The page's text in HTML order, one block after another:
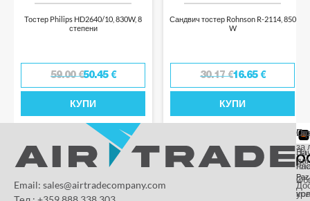
Тостер Philips HD2640/10, 830W, 8
степени
59.00€50.45 €
КУПИ
Сандвич тостер Rohnson R-2114, 850
W
30.17€16.65 €
КУПИ
Email: sales@airtradecompany.com
За
нас
и
за